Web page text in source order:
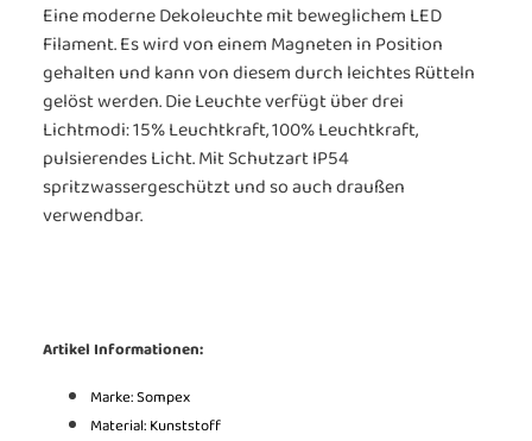
Eine moderne Dekoleuchte mit beweglichem LED
Filament. Es wird von einem Magneten in Position
gehalten und kann von diesem durch leichtes Rütteln
gelöst werden. Die Leuchte verfügt über drei
Lichtmodi: 15% Leuchtkraft, 100% Leuchtkraft,
pulsierendes Licht. Mit Schutzart IP54
spritzwassergeschützt und so auch draußen
verwendbar.
Artikel Informationen:
Marke: Sompex
Material: Kunststoff